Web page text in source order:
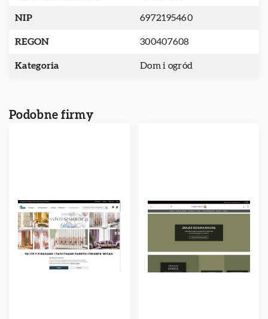
NIP 6972195460
REGON 300407608
Kategoria Dom i ogród
Podobne firmy